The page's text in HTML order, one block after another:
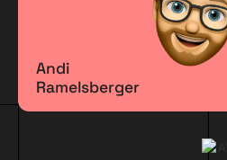
Andi
Ramelsberger